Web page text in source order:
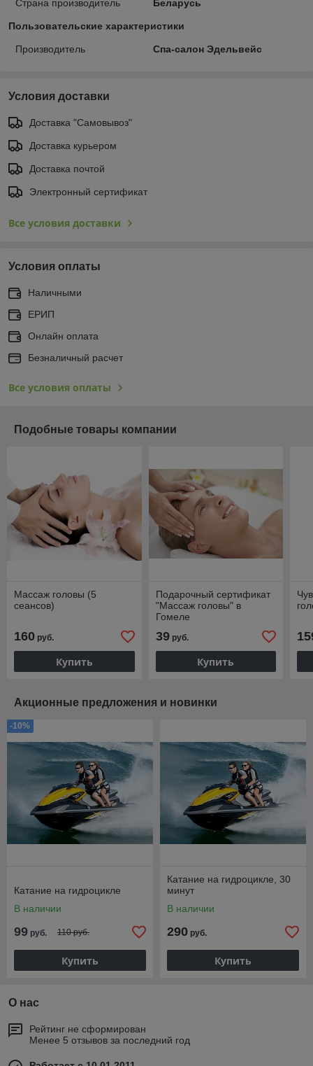
Страна производитель Беларусь
Пользовательские характеристики
Производитель Спа-салон Эдельвейс
Условия доставки
Доставка "Самовывоз"
Доставка курьером
Доставка почтой
Электронный сертификат
Все условия доставки
Условия оплаты
Наличными
ЕРИП
Онлайн оплата
Безналичный расчет
Все условия оплаты
Подобные товары компании
Массаж головы (5
сеансов)
160 руб.
Купить
Подарочный сертификат
"Массаж головы" в
Гомеле
39руб.
Купить
Акционные предложения и новинки
-10%
Катание на гидроцикле
В наличии
99 руб. 110 руб.
Купить
Катание на гидроцикле, 30
минут
В наличии
290 руб.
Купить
О нас
Рейтинг не сформирован
Менее 5 отзывов за последний год